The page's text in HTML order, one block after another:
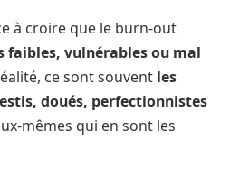
à croire que le burn-out
faibles, vulnérables ou mal
ce sont souvent les
doués, perfectionnistes
mêmes qui en sont les